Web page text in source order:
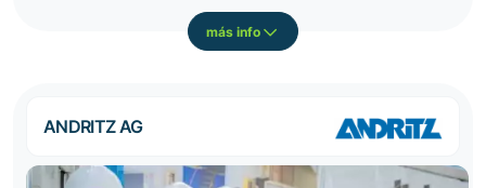
más info
ANDRITZ AG